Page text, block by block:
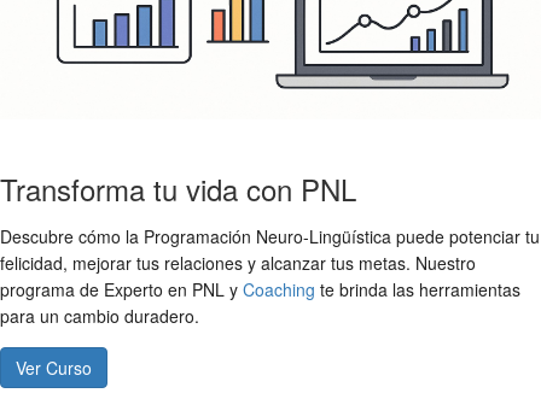
Transforma tu vida con PNL
Descubre cómo la Programación Neuro-Lingüística puede potenciar tu
felicidad, mejorar tus relaciones y alcanzar tus metas. Nuestro
programa de Experto en PNL y Coaching te brinda las herramientas
para un cambio duradero.
Ver Curso